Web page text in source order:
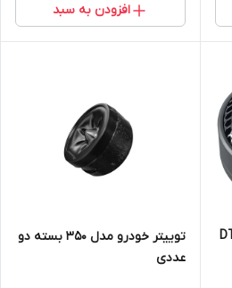
افزودن به سبد
توییتر خودرو مدل 350 بسته دو
عددی